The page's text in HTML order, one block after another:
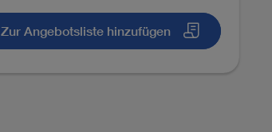
Zur Angebotsliste hinzufügen